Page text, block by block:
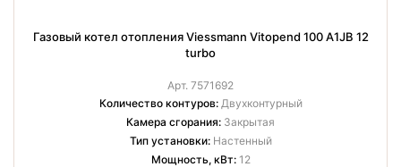
Газовый котел отопления Viessmann Vitopend 100 A1JB 12
turbo
Арт. 7571692
Количество контуров:Двухконтурный
Камера сгорания: Закрытая
Тип установки:Настенный
Мощность, кВт:12